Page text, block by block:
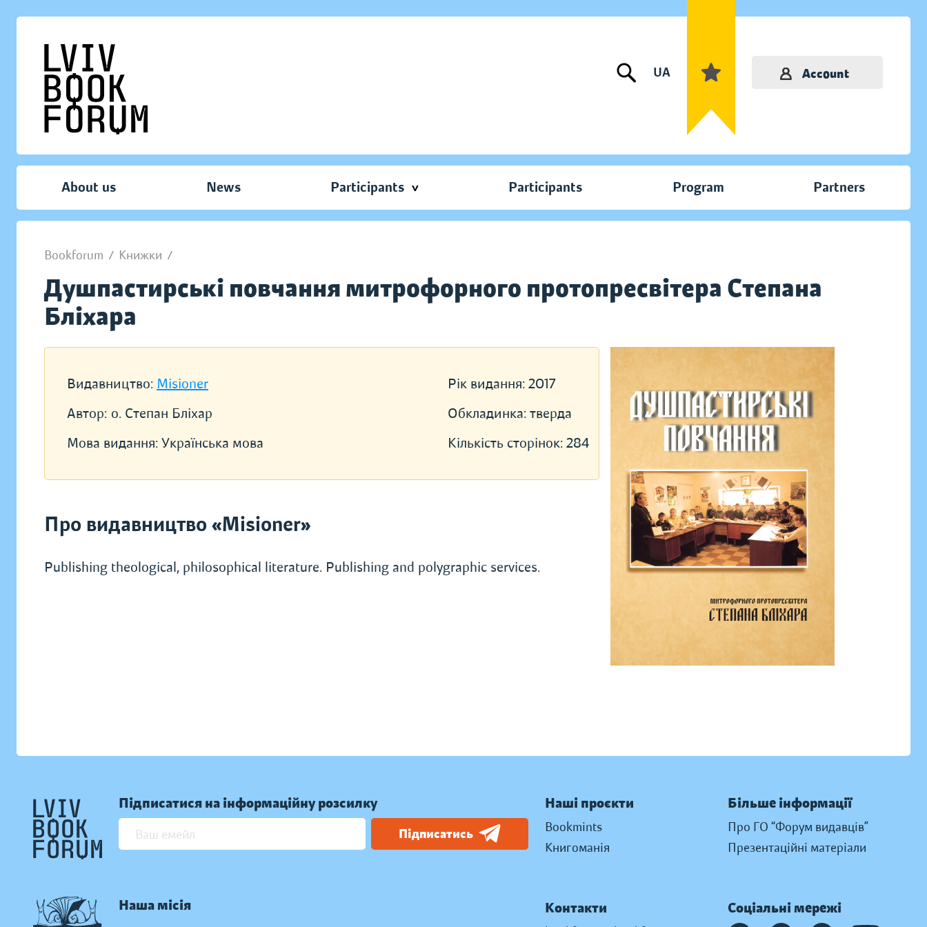
UA Account
About us News Participants Participants Program Partners
Bookforum / Книжки /
Душпастирські повчання митрофорного протопресвітера Степана
Бліхара
Видавництво: Misioner
Автор: о. Степан Бліхар
Мова видання: Українська мова
Рік видання: 2017
Обкладинка: тверда
Кількість сторінок: 284
Про видавництво «Misioner»
Publishing theological, philosophical literature. Publishing and polygraphic services.
Підписатися на інформаційну розсилку
Підписатись
Наша місія
Наші проєкти
Bookmints
Книгоманія
Більше інформації
Про ГО “Форум видавців”
Презентаційні матеріали
Контакти Соціальні мережі